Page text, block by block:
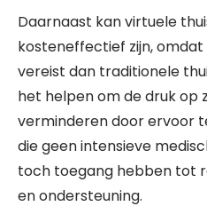
Daarnaast kan virtuele
kosteneffectief zijn,
vereist dan traditionele
het helpen om de druk op
verminderen door ervoor
die geen intensieve
toch toegang hebben tot
en ondersteuning.